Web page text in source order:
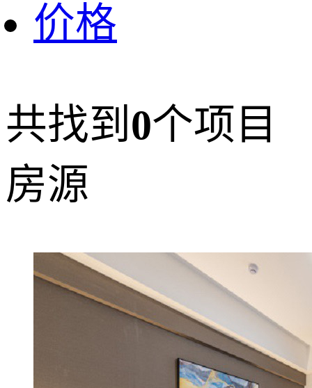
价格
共找到 0个项目
房源